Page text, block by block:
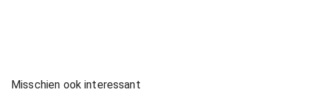
Misschien ook interessant